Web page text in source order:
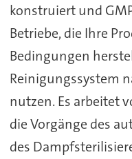
konstruiert und
Betriebe, die Ihre
Bedingungen
Reinigungssystem
nutzen. Es arbeitet
die Vorgänge des
des